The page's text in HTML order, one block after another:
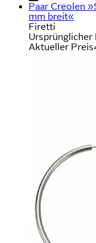
Paar Creolen
mm breit«
Firetti
Ursprünglicher
Aktueller Preis